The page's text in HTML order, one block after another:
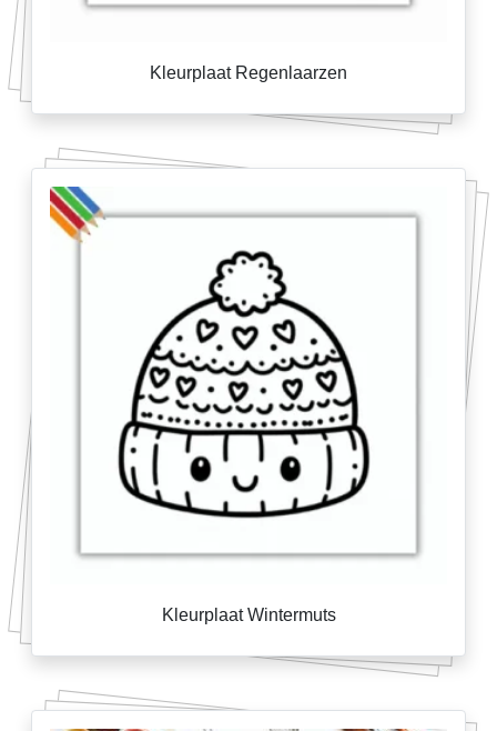
Kleurplaat Regenlaarzen
Kleurplaat Wintermuts